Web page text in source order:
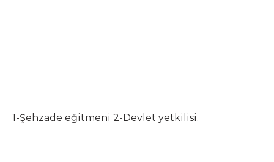
1-Şehzade eğitmeni 2-Devlet yetkilisi.